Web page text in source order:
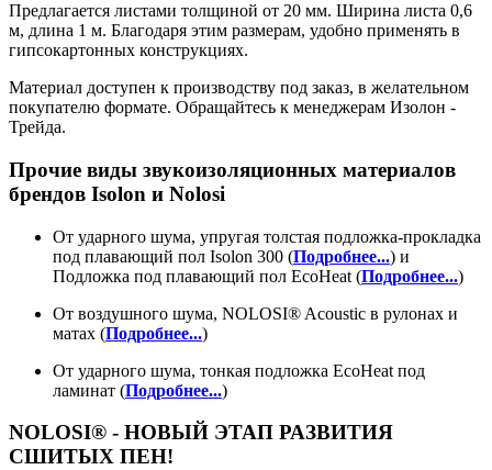
Предлагается листами толщиной от 20 мм. Ширина листа 0,6
м, длина 1 м. Благодаря этим размерам, удобно применять в
гипсокартонных конструкциях.
Материал доступен к производству под заказ, в желательном
покупателю формате. Обращайтесь к менеджерам Изолон -
Трейда.
Прочие виды звукоизоляционных материалов
брендов Isolon и Nolosi
От ударного шума, упругая толстая подложка-прокладка
под плавающий пол Isolon 300 (Подробнее...) и
Подложка под плавающий пол EcoHeat (Подробнее...)
От воздушного шума, NOLOSI® Acoustic в рулонах и
матах (Подробнее...)
От ударного шума, тонкая подложка EcoHeat под
ламинат (Подробнее...)
NOLOSI® - НОВЫЙ ЭТАП РАЗВИТИЯ
СШИТЫХ ПЕН!